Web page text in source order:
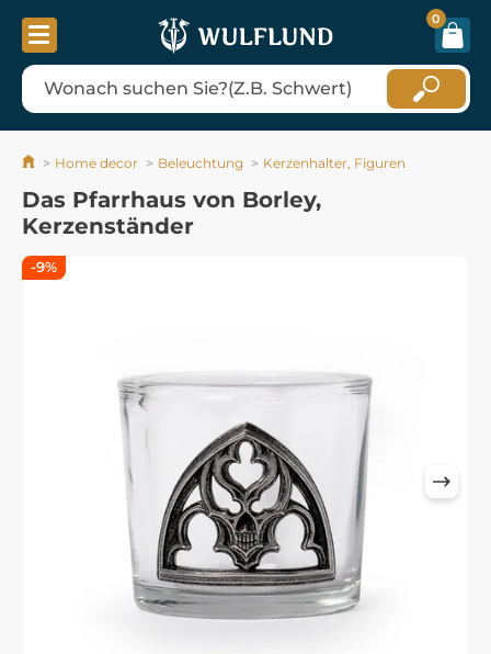
0
Home decor Beleuchtung Kerzenhalter, Figuren
Das Pfarrhaus von Borley,
Kerzenständer
-9%